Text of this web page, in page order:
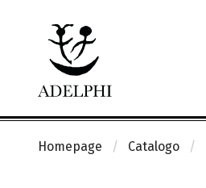
Homepage Catalogo